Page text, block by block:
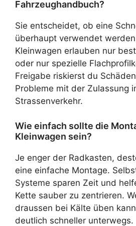
Fahrzeughandbuch?
Sie entscheidet, ob eine
überhaupt verwendet
Kleinwagen erlauben nur
oder nur spezielle
Freigabe riskierst du
Probleme mit der Zulassung
Strassenverkehr.
Wie einfach sollte die
Kleinwagen sein?
Je enger der Radkasten,
eine einfache Montage.
Systeme sparen Zeit und
Kette sauber zu zentrieren.
draussen bei Kälte üben
deutlich schneller unterwegs.